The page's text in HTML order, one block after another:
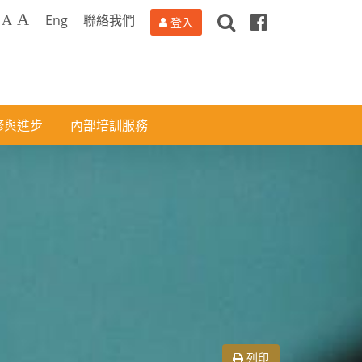
A A Eng 聯絡我們 登入
搜 Facebook
與進步 內部培訓服務
列印